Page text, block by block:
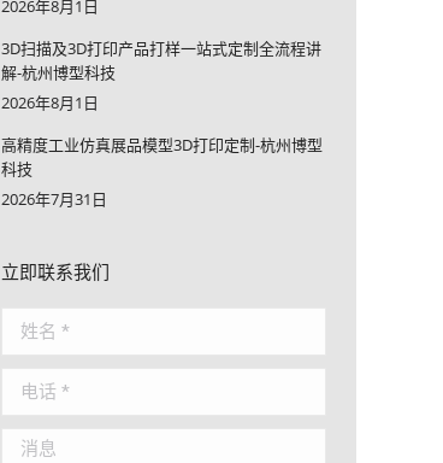
2026年8月1日
3D扫描及3D打印产品打样一站式定制全流程讲
解-杭州博型科技
2026年8月1日
高精度工业仿真展品模型3D打印定制-杭州博型
科技
2026年7月31日
立即联系我们
姓名 *
电话 *
消息